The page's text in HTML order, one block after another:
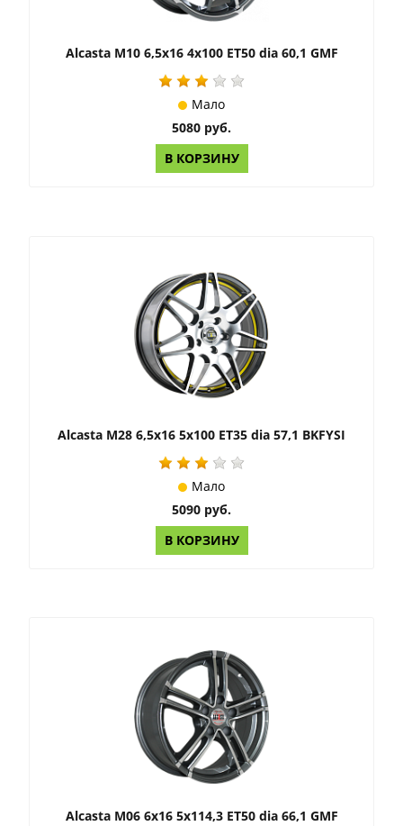
Alcasta M10 6,5x16 4x100 ET50 dia 60,1 GMF
Мало
5080 руб.
В КОРЗИНУ
Alcasta M28 6,5x16 5x100 ET35 dia 57,1 BKFYSI
Мало
5090 руб.
В КОРЗИНУ
Alcasta M06 6x16 5x114,3 ET50 dia 66,1 GMF